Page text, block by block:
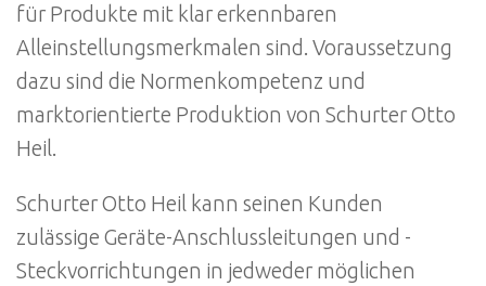
für Produkte mit klar erkennbaren
Alleinstellungsmerkmalen sind. Voraussetzung
dazu sind die Normenkompetenz und
marktorientierte Produktion von Schurter Otto
Heil.
Schurter Otto Heil kann seinen Kunden
zulässige Geräte-Anschlussleitungen und -
Steckvorrichtungen in jedweder möglichen